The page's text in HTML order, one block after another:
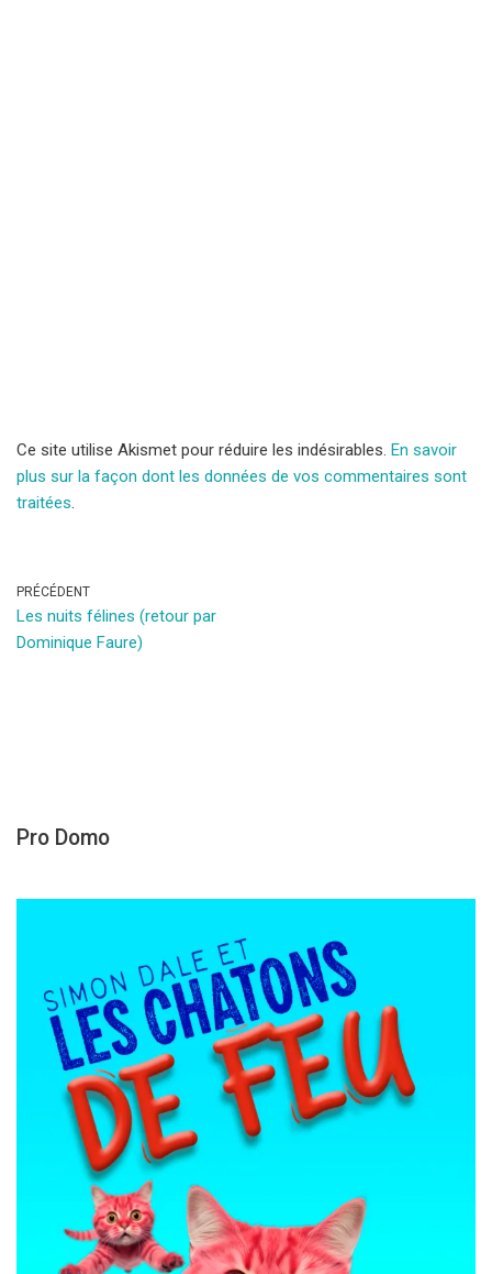
Ce site utilise Akismet pour réduire les indésirables. En savoir
plus sur la façon dont les données de vos commentaires sont
traitées.
PRÉCÉDENT
Les nuits félines (retour par
Dominique Faure)
Pro Domo